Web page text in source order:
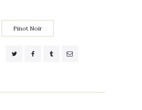
Pinot Noir